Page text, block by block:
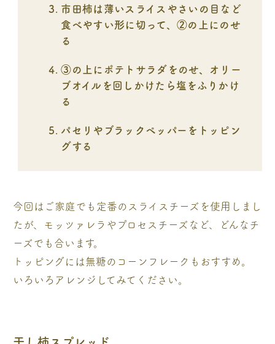
市田柿は薄いスライスやさいの目など
食べやすい形に切って、②の上にのせ
る
③の上にポテトサラダをのせ、オリー
ブオイルを回しかけたら塩をふりかけ
る
パセリやブラックペッパーをトッピン
グする
今回はご家庭でも定番のスライスチーズを使用しまし
たが、モッツァレラやプロセスチーズなど、どんなチ
ーズでも合います。
トッピングには無糖のコーンフレークもおすすめ。
いろいろアレンジしてみてください。